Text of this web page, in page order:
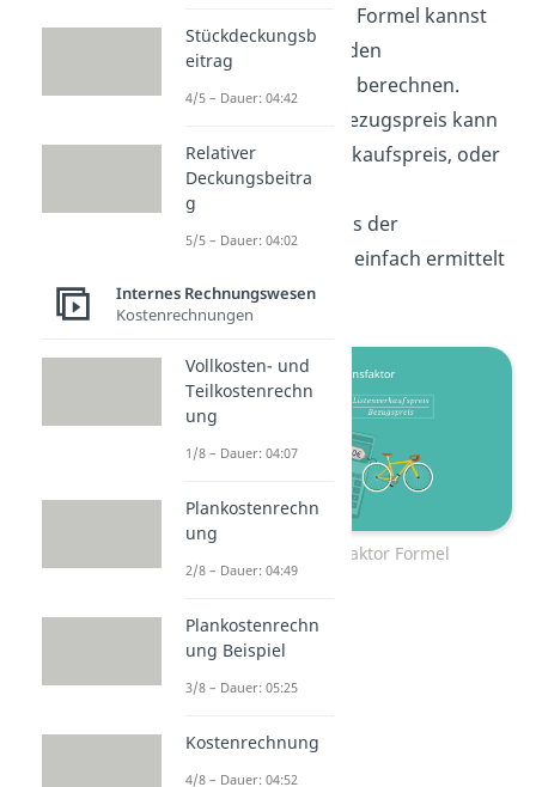
Kalkulationsfaktor Formel kannst
du aber nicht nur den
Kalkulationsfaktor berechnen.
Ausgehend vom Bezugspreis kann
auch der Listenverkaufspreis, oder
ausgehend vom
Listenverkaufspreis der
Bezugspreis, ganz einfach ermittelt
werden.
Kalkulationsfaktor Formel
Stückdeckungsb
eitrag
4/5 – Dauer: 04:42
Relativer
Deckungsbeitra
g
5/5 – Dauer: 04:02
Internes Rechnungswesen
Kostenrechnungen
Vollkosten- und
Teilkostenrechn
ung
1/8 – Dauer: 04:07
Plankostenrechn
ung
2/8 – Dauer: 04:49
Plankostenrechn
ung Beispiel
3/8 – Dauer: 05:25
Kostenrechnung
4/8 – Dauer: 04:52